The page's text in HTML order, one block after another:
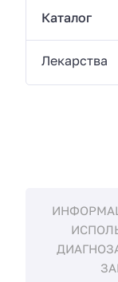
Каталог
Лекарства